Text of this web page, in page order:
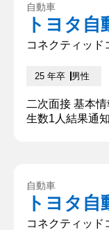
を得ながら小型
収などの実証
に、現在、デー
自動車
トヨタ自
コネクティッド
25 年卒 男性
二次面接 基本
生数1人結果通
得ながら小型モ
などの実証実
に、現在、デー
自動車
トヨタ自
コネクティッド